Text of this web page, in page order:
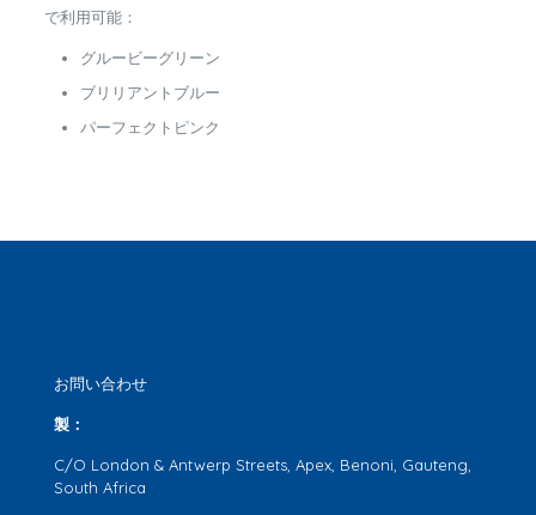
で利用可能：
グルービーグリーン
ブリリアントブルー
パーフェクトピンク
お問い合わせ
製：
C/O London & Antwerp Streets, Apex, Benoni, Gauteng,
South Africa